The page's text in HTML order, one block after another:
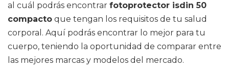
al cuál podrás encontrar fotoprotector isdin 50
compacto que tengan los requisitos de tu salud
corporal. Aquí podrás encontrar lo mejor para tu
cuerpo, teniendo la oportunidad de comparar entre
las mejores marcas y modelos del mercado.